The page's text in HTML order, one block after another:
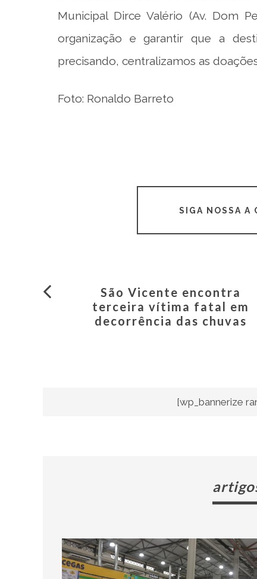
Municipal Dirce Valério (Av. Dom
organização e garantir que a
precisando, centralizamos as
Foto: Ronaldo Barreto
SIGA NOSSA A
São Vicente encontra
terceira vítima fatal em
decorrência das chuvas
[wp_bannerize